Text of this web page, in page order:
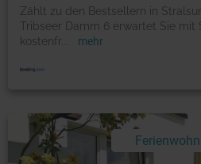
Zählt zu den Bestsellern in
Tribseer Damm 6 erwartet Sie mit
kostenfr
mehr